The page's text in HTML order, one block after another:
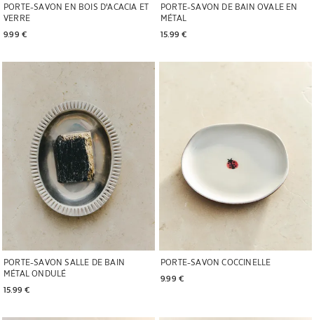
PORTE-SAVON EN BOIS D'ACACIA ET
VERRE
9.99 €
PORTE-SAVON DE BAIN OVALE EN
MÉTAL
15.99 €
PORTE-SAVON SALLE DE BAIN
MÉTAL ONDULÉ
15.99 €
Image changée en 1 de 5
PORTE-SAVON COCCINELLE
9.99 €
Image changée en 1 de 5
Image changée en 1 de 5 Image changée en 1 de 6